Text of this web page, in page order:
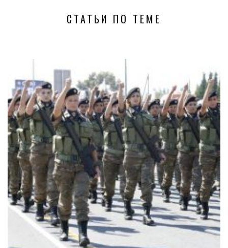
СТАТЬИ ПО ТЕМЕ